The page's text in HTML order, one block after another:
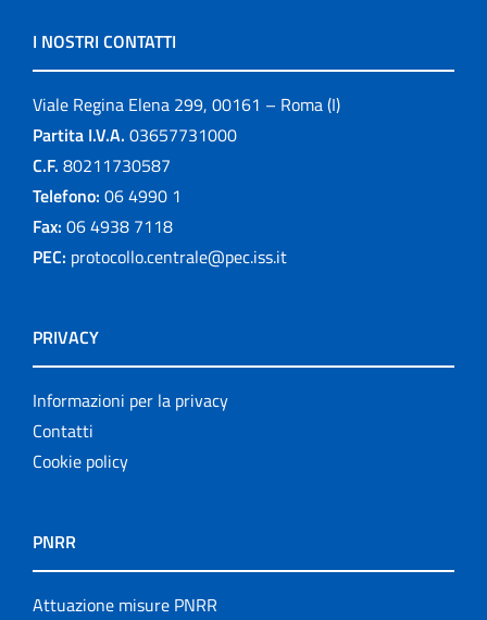
I NOSTRI CONTATTI
Viale Regina Elena 299, 00161 – Roma (I)
Partita I.V.A. 03657731000
C.F. 80211730587
Telefono: 06 4990 1
Fax: 06 4938 7118
PEC: protocollo.centrale@pec.iss.it
PRIVACY
Informazioni per la privacy
Contatti
Cookie policy
PNRR
Attuazione misure PNRR